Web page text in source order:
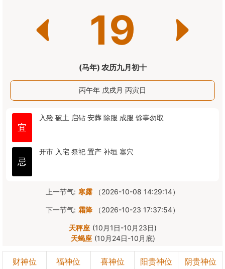
19
(马年) 农历九月初十
丙午年 戊戌月 丙寅日
宜
入殓 破土 启钻 安葬 除服 成服 馀事勿取
忌
开市 入宅 祭祀 置产 补垣 塞穴
上一节气: 寒露 （2026-10-08 14:29:14）
下一节气: 霜降 （2026-10-23 17:37:54）
天秤座 (10月1日-10月23日)
天蝎座 (10月24日-10月底)
财神位
福神位
喜神位
阳贵神位
阴贵神位